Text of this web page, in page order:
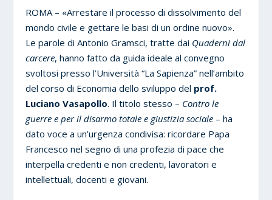
ROMA – «Arrestare il processo di dissolvimento del
mondo civile e gettare le basi di un ordine nuovo».
Le parole di Antonio Gramsci, tratte dai Quaderni dal
carcere, hanno fatto da guida ideale al convegno
svoltosi presso l’Università “La Sapienza” nell’ambito
del corso di Economia dello sviluppo del prof.
Luciano Vasapollo. Il titolo stesso – Contro le
guerre e per il disarmo totale e giustizia sociale – ha
dato voce a un’urgenza condivisa: ricordare Papa
Francesco nel segno di una profezia di pace che
interpella credenti e non credenti, lavoratori e
intellettuali, docenti e giovani.